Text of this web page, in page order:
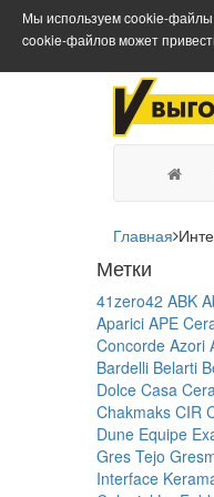
Главная
Метки
41zero42 ABK
Aparici APE
Concorde Azori
Bardelli Belarti
Dolce Casa
Chakmaks CIR
Dune Equipe
Gres Tejo
Interface
Мы используем cookie-файлы,
cookie-файлов может